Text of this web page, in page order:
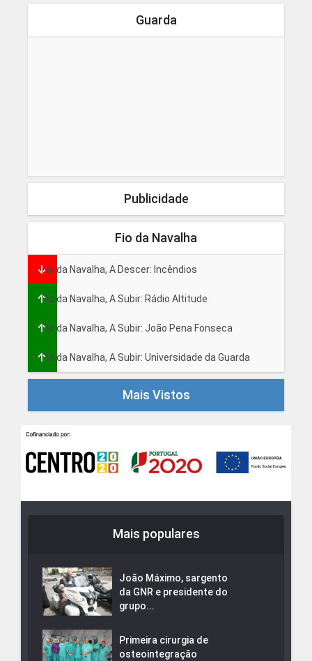
Guarda
Publicidade
Fio da Navalha
Fio da Navalha, A Descer: Incêndios
Fio da Navalha, A Subir: Rádio Altitude
Fio da Navalha, A Subir: João Pena Fonseca
Fio da Navalha, A Subir: Universidade da Guarda
Mais Vistos
Mais populares
João Máximo, sargento
da GNR e presidente do
grupo...
Primeira cirurgia de
osteointegração